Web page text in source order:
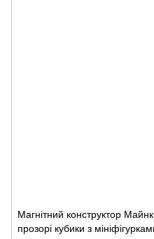
Магнітний конструктор Майнкрафт Minecraft у кейсі TNT
прозорі кубики з